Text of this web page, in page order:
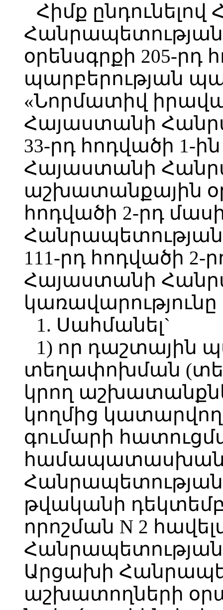
Հիմք
օրենսգրքի 205-րդ
պարբերության
«Նորմատիվ
Հայաստանի
33-րդ հոդվածի 1-
Հայաստանի
աշխատանքային
հոդվածի 2-րդ
Հանրապետության
111-րդ հոդվածի
Հայաստանի
կառավարությունը
1. Սահմանել`
1) որ դաշտային
տեղափոխման
կրող
կողմից կատարվող
գումարի
Հանրապետության
թվականի
որոշման N 2
Արցախի
աշխատողների